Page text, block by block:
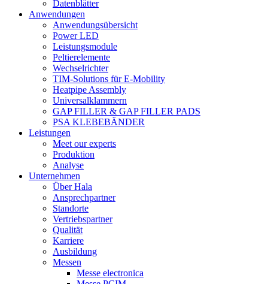
Datenblätter
Anwendungen
Anwendungsübersicht
Power LED
Leistungsmodule
Peltierelemente
Wechselrichter
TIM-Solutions für E-Mobility
Heatpipe Assembly
Universalklammern
GAP FILLER & GAP FILLER PADS
PSA KLEBEBÄNDER
Leistungen
Meet our experts
Produktion
Analyse
Unternehmen
Über Hala
Ansprechpartner
Standorte
Vertriebspartner
Qualität
Karriere
Ausbildung
Messen
Messe electronica